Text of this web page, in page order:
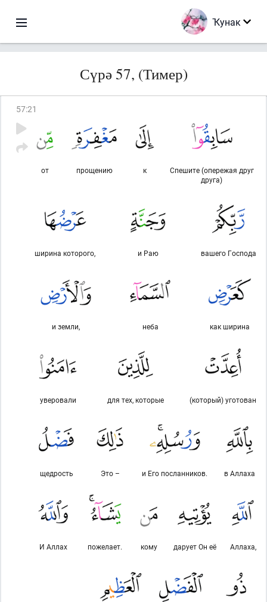
Ҡунак
Сүрә 57, (Тимер)
57:21
Спешите (опережая друг
друга)
к
прощению
от
вашего Господа
и Раю
ширина которого,
как ширина
неба
и земли,
(который) уготован
для тех, которые
уверовали
в Аллаха
и Его посланников.
Это –
щедрость
Аллаха,
дарует Он её
кому
пожелает.
И Аллах